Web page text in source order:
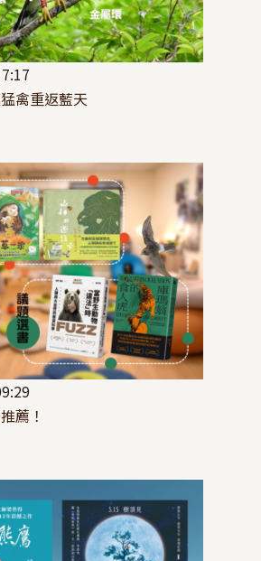
禽重返藍天
薦！